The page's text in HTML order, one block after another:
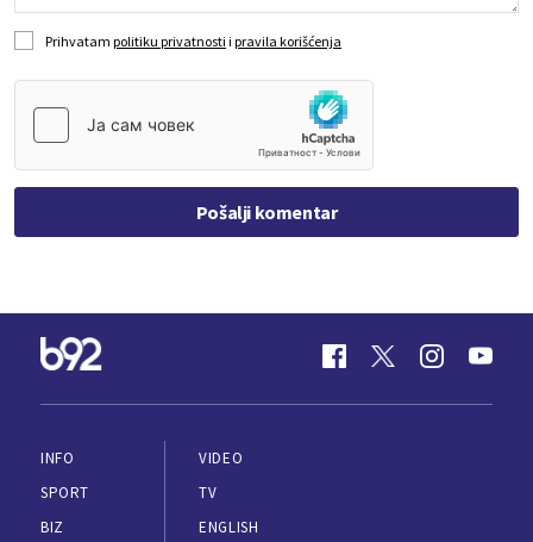
Prihvatam politiku privatnosti i pravila korišćenja
Pošalji komentar
INFO
SPORT
BIZ
VIDEO
TV
ENGLISH